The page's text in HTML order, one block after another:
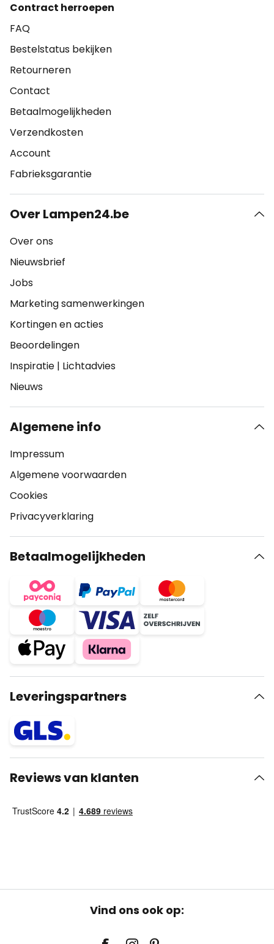
Contract herroepen
FAQ
Bestelstatus bekijken
Retourneren
Contact
Betaalmogelijkheden
Verzendkosten
Account
Fabrieksgarantie
Over Lampen24.be
Over ons
Nieuwsbrief
Jobs
Marketing samenwerkingen
Kortingen en acties
Beoordelingen
Inspiratie | Lichtadvies
Nieuws
Algemene info
Impressum
Algemene voorwaarden
Cookies
Privacyverklaring
Betaalmogelijkheden
Leveringspartners
Reviews van klanten
Vind ons ook op: